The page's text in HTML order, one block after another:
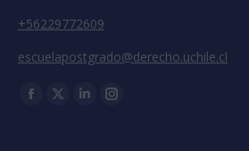
+56229772609
escuelapostgrado@derecho.uchile.cl
Encuéntranos en:
Facebook
X
LinkedinInstagram